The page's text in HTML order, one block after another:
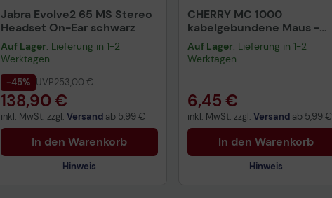
Jabra Evolve2 65 MS Stereo
Headset On-Ear schwarz
Auf Lager: Lieferung in 1-2
Werktagen
-45% UVP253,00 €
138,90 €
inkl. MwSt. zzgl. Versand ab 5,99 €
In den Warenkorb
Hinweis
CHERRY MC 1000
kabelgebundene Maus -
schwarz
Auf Lager: Lieferung in 1-2
Werktagen
6,45 €
inkl. MwSt. zzgl. Versand ab 5,99 €
In den Warenkorb
Hinweis